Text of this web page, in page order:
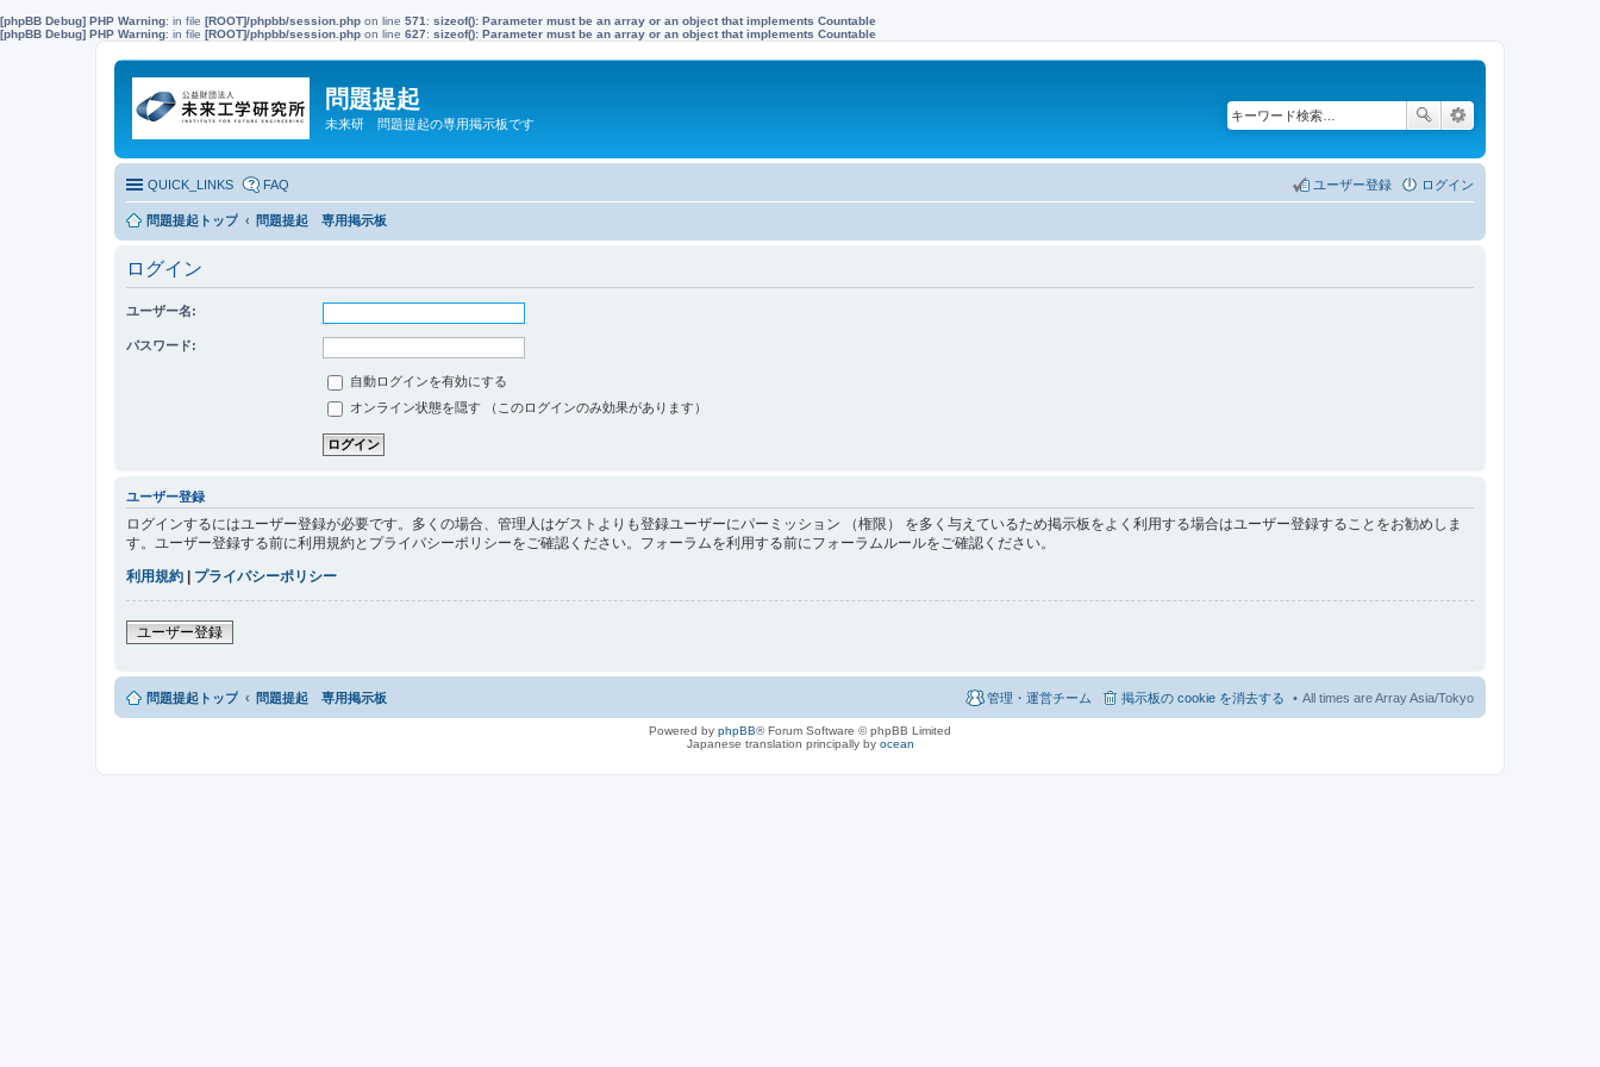
[phpBB Debug] PHP Warning: in file [ROOT]/phpbb/session.php on line 571 : sizeof(): Parameter must be an array or an object that implements Countable
[phpBB Debug] PHP Warning: in file [ROOT]/phpbb/session.php on line 627: sizeof(): Parameter must be an array or an object that implements Countable
問題提起
未来研 問題提起の専用掲示板です
QUICK_LINKS FAQ ログイン
ユーザー登録
問題提起トップ 問題提起 専用掲示板
ログイン
ユーザー名:
パスワード:
自動ログインを有効にする
オンライン状態を隠す （このログインのみ効果があります）
ユーザー登録
ログインするにはユーザー登録が必要です。多くの場合、管理人はゲストよりも登録ユーザーにパーミッション （権限） を多く与えているため掲示板をよく利用する場合はユーザー登録することをお勧めしま
す。ユーザー登録する前に利用規約とプライバシーポリシーをご確認ください。フォーラムを利用する前にフォーラムルールをご確認ください。
利用規約
プライバシーポリシー
ユーザー登録
問題提起トップ 問題提起 専用掲示板 All times are Array Asia/Tokyo
掲示板の cookie を消去する
管理・運営チーム
Powered by phpBB® Forum Software © phpBB Limited
Japanese translation principally by ocean